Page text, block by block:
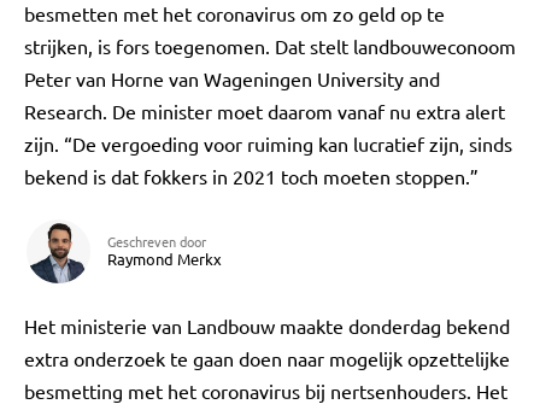
besmetten met het coronavirus om zo geld op te
strijken, is fors toegenomen. Dat stelt landbouweconoom
Peter van Horne van Wageningen University and
Research. De minister moet daarom vanaf nu extra alert
zijn. “De vergoeding voor ruiming kan lucratief zijn, sinds
bekend is dat fokkers in 2021 toch moeten stoppen.”
Geschreven door
Raymond Merkx
Het ministerie van Landbouw maakte donderdag bekend
extra onderzoek te gaan doen naar mogelijk opzettelijke
besmetting met het coronavirus bij nertsenhouders. Het